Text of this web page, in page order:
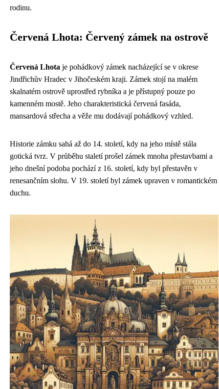
rodinu.
Červená Lhota: Červený zámek na ostrově
Červená Lhota je pohádkový zámek nacházející se v okrese
Jindřichův Hradec v Jihočeském kraji. Zámek stojí na malém
skalnatém ostrově uprostřed rybníka a je přístupný pouze po
kamenném mostě. Jeho charakteristická červená fasáda,
mansardová střecha a věže mu dodávají pohádkový vzhled.
Historie zámku sahá až do 14. století, kdy na jeho místě stála
gotická tvrz. V průběhu staletí prošel zámek mnoha přestavbami a
jeho dnešní podoba pochází z 16. století, kdy byl přestavěn v
renesančním slohu. V 19. století byl zámek upraven v romantickém
duchu.